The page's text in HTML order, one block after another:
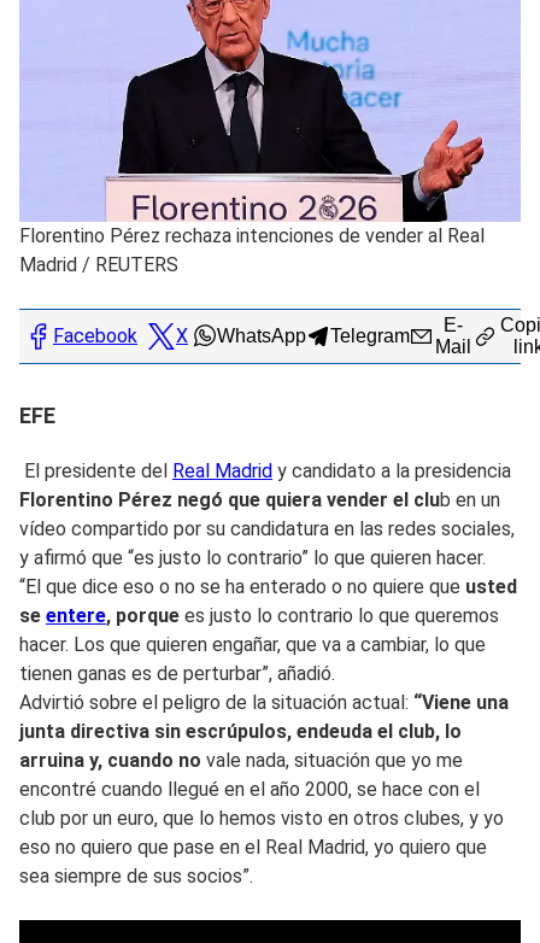
Florentino Pérez rechaza intenciones de vender al Real
Madrid / REUTERS
Facebook X WhatsApp Telegram
E-
Mail
EFE
El presidente del Real Madrid y candidato a la presidencia
Florentino Pérez negó que quiera vender el club en un
vídeo compartido por su candidatura en las redes sociales,
y afirmó que “es justo lo contrario” lo que quieren hacer.
“El que dice eso o no se ha enterado o no quiere que usted
se entere, porque es justo lo contrario lo que queremos
hacer. Los que quieren engañar, que va a cambiar, lo que
tienen ganas es de perturbar”, añadió.
Advirtió sobre el peligro de la situación actual: “Viene una
junta directiva sin escrúpulos, endeuda el club, lo
arruina y, cuando no vale nada, situación que yo me
encontré cuando llegué en el año 2000, se hace con el
club por un euro, que lo hemos visto en otros clubes, y yo
eso no quiero que pase en el Real Madrid, yo quiero que
sea siempre de sus socios”.